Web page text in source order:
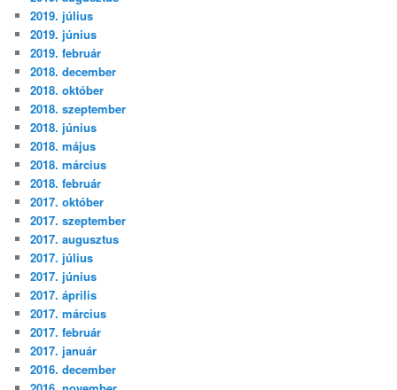
2019. július
2019. június
2019. február
2018. december
2018. október
2018. szeptember
2018. június
2018. május
2018. március
2018. február
2017. október
2017. szeptember
2017. augusztus
2017. július
2017. június
2017. április
2017. március
2017. február
2017. január
2016. december